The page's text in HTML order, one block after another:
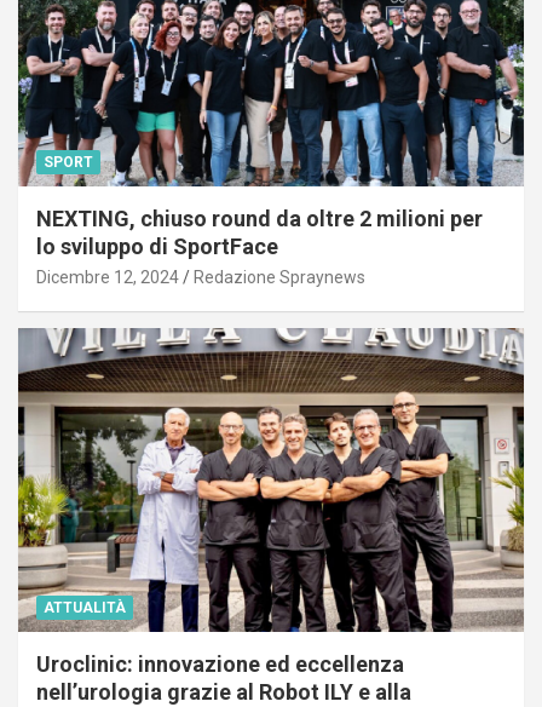
SPORT
NEXTING, chiuso round da oltre 2 milioni per
lo sviluppo di SportFace
Dicembre 12, 2024 Redazione Spraynews
ATTUALITÀ
Uroclinic: innovazione ed eccellenza
nell’urologia grazie al Robot ILY e alla